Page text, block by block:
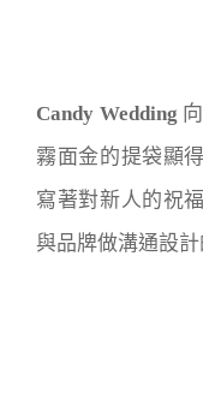
Candy Wedding
霧面金的提袋顯
寫著對新人的祝
與品牌做溝通設計